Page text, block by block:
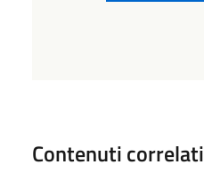
Contenuti correlati